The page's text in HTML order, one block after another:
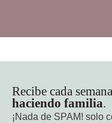
Recibe cada
haciendo familia.
¡Nada de SPAM! solo